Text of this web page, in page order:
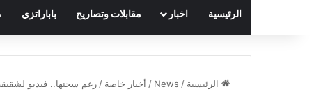
الرئيسية اخبار مقابلات وتصاريح باباراتزي
الرئيسية /
News
/ أخبار خاصة / رغم سجنها.. فيديو